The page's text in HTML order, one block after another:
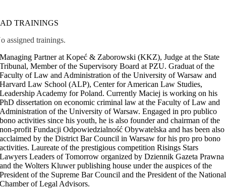
TRAININGS
assigned trainings.
Managing Partner at Kopeć & Zaborowski (KKZ), Judge at the State
Tribunal, Member of the Supervisory Board at PZU. Graduat of the
Faculty of Law and Administration of the University of Warsaw and
Harvard Law School (ALP), Center for American Law Studies,
Leadership Academy for Poland. Currently Maciej is working on his
PhD dissertation on economic criminal law at the Faculty of Law and
Administration of the University of Warsaw. Engaged in pro publico
bono activities since his youth, he is also founder and chairman of the
non-profit Fundacji Odpowiedzialność Obywatelska and has been also
acclaimed by the District Bar Council in Warsaw for his pro pro bono
activities. Laureate of the prestigious competition Risings Stars
Lawyers Leaders of Tomorrow organized by Dziennik Gazeta Prawna
and the Wolters Kluwer publishing house under the auspices of the
President of the Supreme Bar Council and the President of the National
Chamber of Legal Advisors.